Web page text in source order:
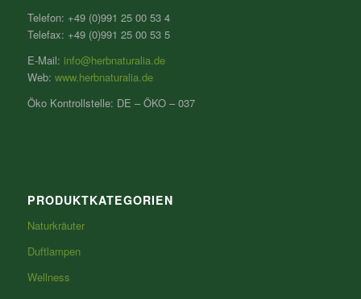
Telefon: +49 (0)991 25 00 53 4
Telefax: +49 (0)991 25 00 53 5
E-Mail: info@herbnaturalia.de
Web: www.herbnaturalia.de
Öko Kontrollstelle: DE – ÖKO – 037
PRODUKTKATEGORIEN
Naturkräuter
Duftlampen
Wellness